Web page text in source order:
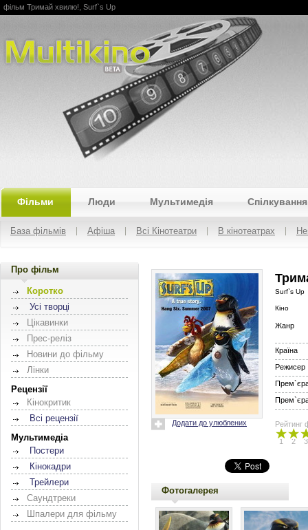
Multikino
фільм Тримай хвилю!, Surf`s Up
Фільми Люди Мультимедія Спілкування
База фільмів Афіша Всі Кінотеатри В кінотеатрах
Про фільм
Коротко
Усі творці
Цікавинки
Прес-реліз
Новини до фільму
Лінки
Рецензії
Кінокритик
Всі рецензії
Мультимедіа
Постери
Кінокадри
Трейлери
Саундтреки
Шпалери для фільму
Додати до улюблених
Surf`s Up
Кіно
Жанр
Країна
Режисер
Прем`єра
Прем`єра
Рейтинг
1 2 3
Фотогалерея